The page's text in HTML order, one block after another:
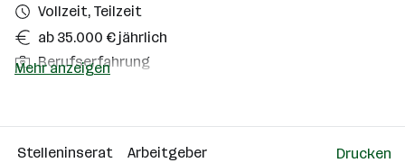
Vollzeit, Teilzeit
ab 35.000 € jährlich
Berufserfahrung
Über das Unternehmen
Mehr anzeigen
Stelleninserat Arbeitgeber Drucken